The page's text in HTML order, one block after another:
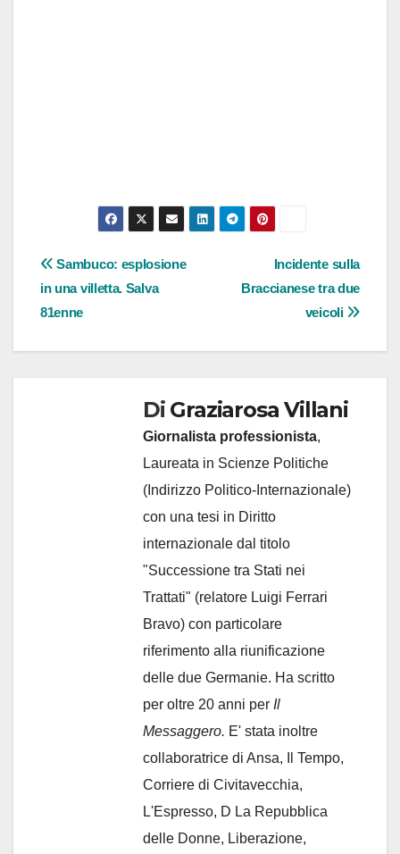
Navigazione
articoli
Incidente sulla
Braccianese tra due
veicoli
Sambuco: esplosione
in una villetta. Salva
81enne
Di Graziarosa Villani
Giornalista professionista,
Laureata in Scienze Politiche
(Indirizzo Politico-Internazionale)
con una tesi in Diritto
internazionale dal titolo
"Successione tra Stati nei
Trattati" (relatore Luigi Ferrari
Bravo) con particolare
riferimento alla riunificazione
delle due Germanie. Ha scritto
per oltre 20 anni per Il
Messaggero. E' stata inoltre
collaboratrice di Ansa, Il Tempo,
Corriere di Civitavecchia,
L'Espresso, D La Repubblica
delle Donne, Liberazione,